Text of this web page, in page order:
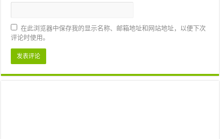
在此浏览器中保存我的显示名称、邮箱地址和网站地址，以便下次
评论时使用。